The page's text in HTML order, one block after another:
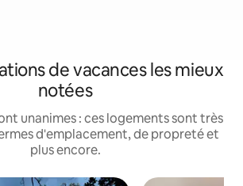
de vacances les mieux
notées
unanimes : ces logements sont très
d'emplacement, de propreté et
plus encore.